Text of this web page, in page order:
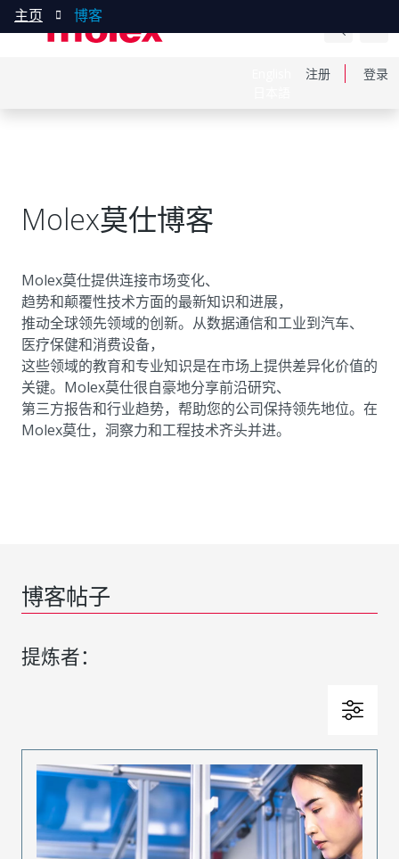
注册 登录
主页 博客
Molex莫仕博客
Molex莫仕提供连接市场变化、
趋势和颠覆性技术方面的最新知识和进展，
推动全球领先领域的创新。从数据通信和工业到汽车、
医疗保健和消费设备，
这些领域的教育和专业知识是在市场上提供差异化价值的
关键。Molex莫仕很自豪地分享前沿研究、
第三方报告和行业趋势，帮助您的公司保持领先地位。在
Molex莫仕，洞察力和工程技术齐头并进。
博客帖子
提炼者：